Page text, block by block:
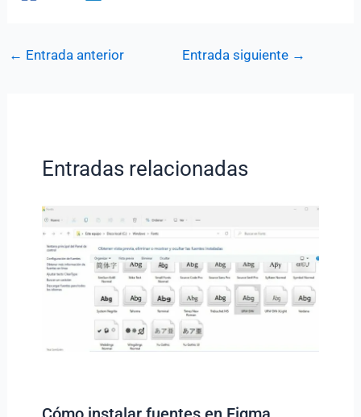
← Entrada anterior Entrada siguiente →
Entradas relacionadas